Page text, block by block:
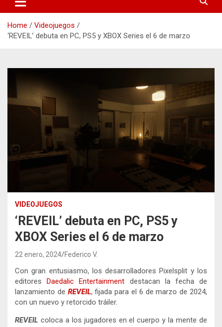
Home
Videojuegos
‘REVEIL’ debuta en PC, PS5 y XBOX Series el 6 de marzo
VIDEOJUEGOS
‘REVEIL’ debuta en PC, PS5 y
XBOX Series el 6 de marzo
22 enero, 2024 Federico V.
Con gran entusiasmo, los desarrolladores Pixelsplit y los
editores
Daedalic Entertainment destacan la fecha de
lanzamiento de REVEIL, fijada para el 6 de marzo de 2024,
con un nuevo y retorcido tráiler.
REVEIL coloca a los jugadores en el cuerpo y la mente de